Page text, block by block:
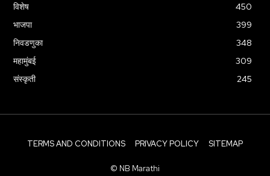
विशेष
450
भाजपा
399
निवडणुका
348
महामुंबई
309
संस्कृती
245
TERMS AND CONDITIONS PRIVACY POLICY SITEMAP
© NB Marathi